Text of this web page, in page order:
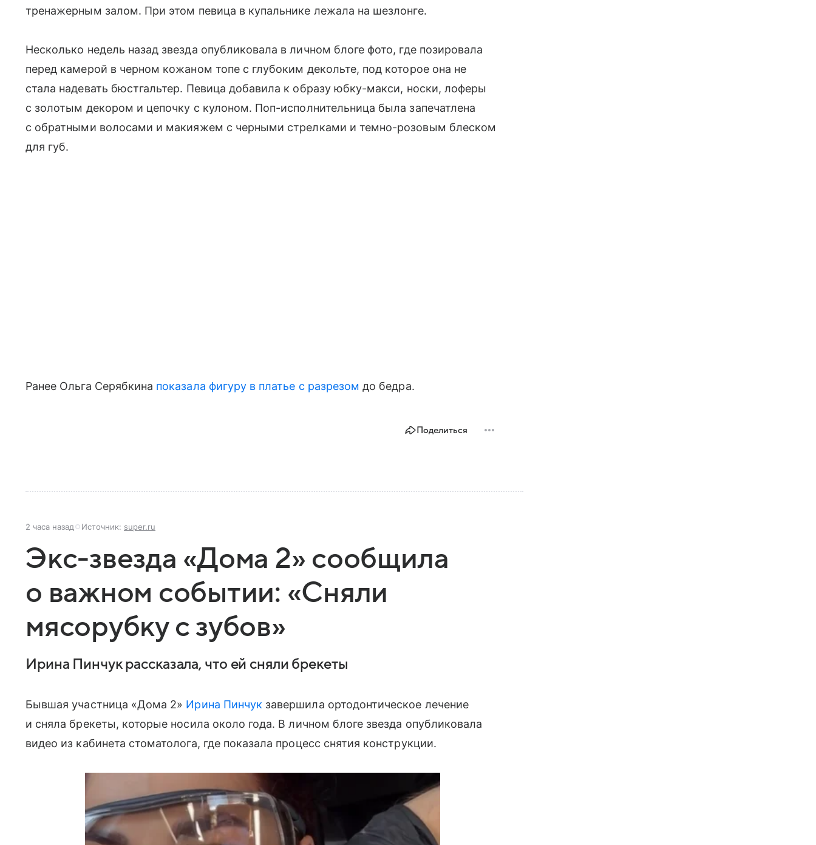
тренажерным залом. При этом певица в купальнике лежала на шезлонге.
Несколько недель назад звезда опубликовала в личном блоге фото, где позировала
перед камерой в черном кожаном топе с глубоким декольте, под которое она не
стала надевать бюстгальтер. Певица добавила к образу юбку-макси, носки, лоферы
с золотым декором и цепочку с кулоном. Поп-исполнительница была запечатлена
с обратными волосами и макияжем с черными стрелками и темно-розовым блеском
для губ.
Ранее Ольга Серябкина показала фигуру в платье с разрезом до бедра.
Поделиться
2 часа назад Источник: super.ru
Экс-звезда «Дома 2» сообщила
о важном событии: «Сняли
мясорубку с зубов»
Ирина Пинчук рассказала, что ей сняли брекеты
Бывшая участница «Дома 2» Ирина Пинчук завершила ортодонтическое лечение
и сняла брекеты, которые носила около года. В личном блоге звезда опубликовала
видео из кабинета стоматолога, где показала процесс снятия конструкции.